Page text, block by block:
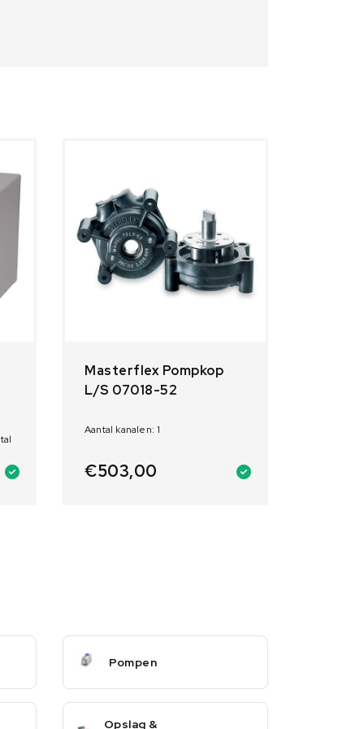
Masterflex Pompkop
L/S 07018-52
Aantal kanalen: 1
€503,00
Pompen
Opslag &